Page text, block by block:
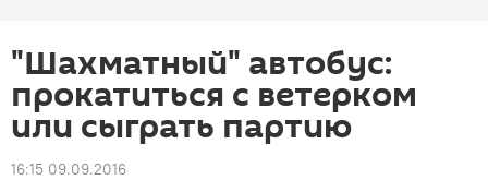
"Шахматный" автобус:
прокатиться с ветерком
или сыграть партию
16:15 09.09.2016